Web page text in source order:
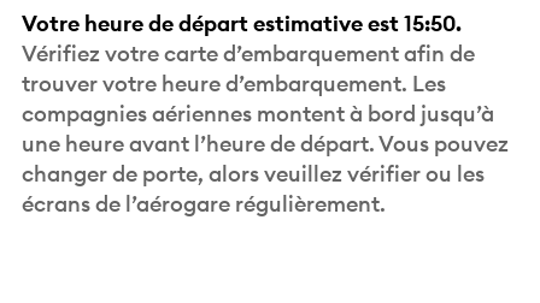
Votre heure de départ estimative est 15:50.
Vérifiez votre carte d’embarquement afin de
trouver votre heure d’embarquement. Les
compagnies aériennes montent à bord jusqu’à
une heure avant l’heure de départ. Vous pouvez
changer de porte, alors veuillez vérifier ou les
écrans de l’aérogare régulièrement.